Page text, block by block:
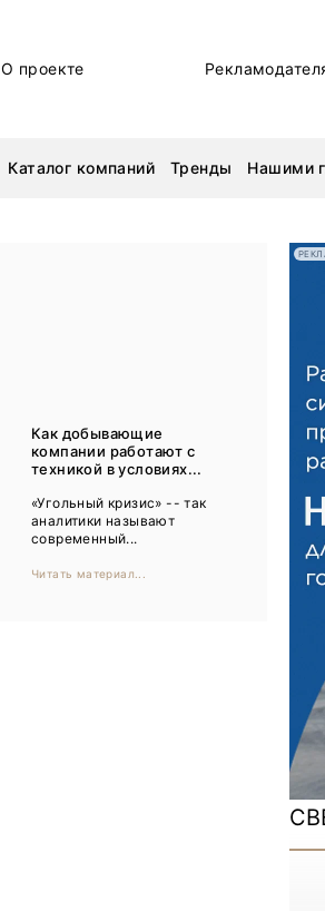
О проекте
Каталог компаний Тренды Нашими
MiningWorld
ДП Подкаст.
Рудник 2025
ДОМ 2026
MiningWorld
Уголь России
Рудник 2024 |
В помощь
Уголь России
Mining World
Как добывающие
компании работают с
техникой в условиях...
«Угольный кризис» -- так
аналитики называют
современный...
Читать материал...